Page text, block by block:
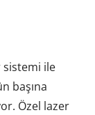
sistemi ile
başına
Özel lazer